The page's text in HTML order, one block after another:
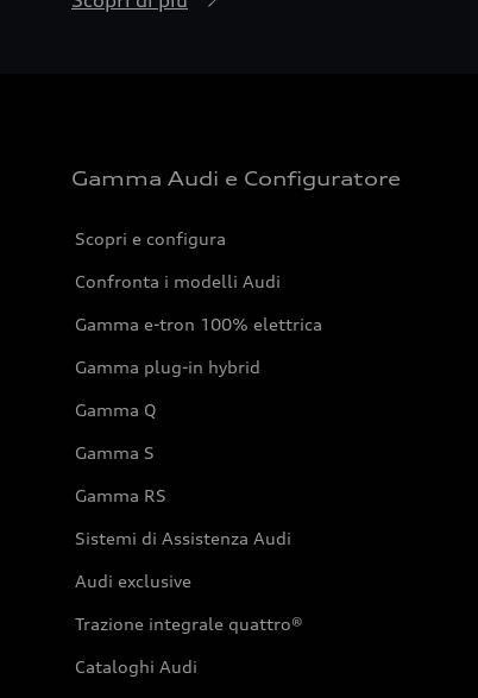
Gamma Audi e Configuratore
Scopri e configura
Confronta i modelli Audi
Gamma e-tron 100% elettrica
Gamma plug-in hybrid
Gamma Q
Gamma S
Gamma RS
Sistemi di Assistenza Audi
Audi exclusive
Trazione integrale quattro®
Cataloghi Audi